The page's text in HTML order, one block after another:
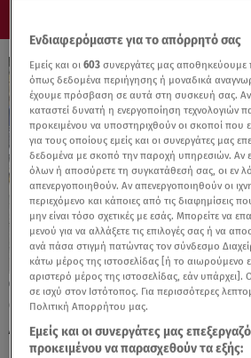
30.11.24, 11:48
Θεσσαλονίκη: Κατέρρευσε η
Δενδροποτάμου
Ενδιαφερόμαστε για το απόρρητό σας
Εμείς και οι603 συνεργάτες μας
όπως δεδομένα περιήγησης ή μοναδικά
έχουμε πρόσβαση σε αυτά στη συσκευή σας. Αν
καταστεί δυνατή η ενεργοποίηση τεχνολογιών
προκειμένου να υποστηριχθούν οι σκοποί που
για τους οποίους εμείς και οι συνεργάτες μας
δεδομένα με σκοπό την παροχή υπηρεσιών. Αν
όλων ή αποσύρετε τη συγκατάθεσή σας, οι εν
απενεργοποιηθούν. Αν απενεργοποιηθούν οι
περιεχόμενο και κάποιες από τις διαφημίσεις
μην είναι τόσο σχετικές με εσάς. Μπορείτε να
μενού για να αλλάξετε τις επιλογές σας ή να
ανά πάσα στιγμή πατώντας τον σύνδεσμο
κάτω μέρος της ιστοσελίδας [ή το αιωρούμενο
αριστερό μέρος της ιστοσελίδας, εάν υπάρχει].
σε ισχύ στον Ιστότοπος. Για περισσότερες
Πολιτική Απορρήτου μας.
Εμείς και οι συνεργάτες μας
προκειμένου να παρασχεθούν τα εξής: